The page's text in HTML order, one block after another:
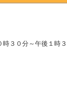
３０分～午後１